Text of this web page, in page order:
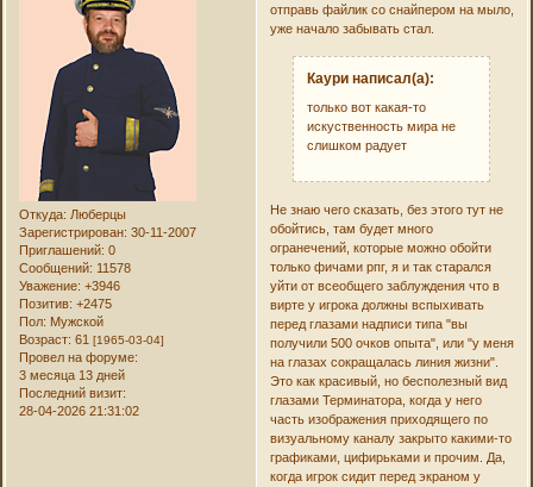
Откуда: Люберцы
Зарегистрирован: 30-11-2007
Приглашений: 0
Сообщений: 11578
Уважение: +3946
Позитив: +2475
Пол: Мужской
Возраст: 61[1965-03-04]
Провел на форуме:
3 месяца 13 дней
Последний визит:
28-04-2026 21:31:02
отправь файлик со снайпером на мыло,
уже начало забывать стал.
Каури написал(а):
только вот какая-то
искуственность мира не
слишком радует
Не знаю чего сказать, без этого тут не
обойтись, там будет много
огранечений, которые можно обойти
только фичами рпг, я и так старался
уйти от всеобщего заблуждения что в
вирте у игрока должны вспыхивать
перед глазами надписи типа "вы
получили 500 очков опыта", или "у меня
на глазах сокращалась линия жизни".
Это как красивый, но бесполезный вид
глазами Терминатора, когда у него
часть изображения приходящего по
визуальному каналу закрыто какими-то
графиками, цифирьками и прочим. Да,
когда игрок сидит перед экраном у